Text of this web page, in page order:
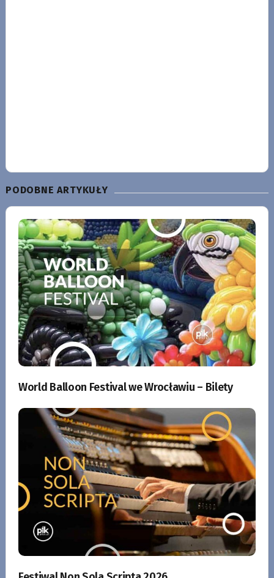
PODOBNE ARTYKUŁY
World Balloon Festival we Wrocławiu – Bilety